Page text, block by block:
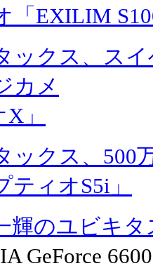
「EXILIM
ックス、ス
カメ
」
ックス、500
ティオS5i」
輝のユビキタ
GeForce